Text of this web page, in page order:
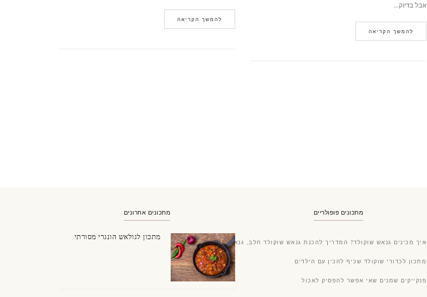
להמשך הקריאה
אבל בדיוק…
להמשך הקריאה
מתכונים פופולריים
איך מכינים גנאש שוקולד? המדריך להכנת גנאש שוקולד חלב, גנאש שוקולד לבן ומריר
מתכון לכדורי שוקולד שכיף להכין עם הילדים
פנקייקים שמנים שאי אפשר להפסיק לאכול
מתכונים אחרונים
מתכון לגולאש הונגרי מסורתי